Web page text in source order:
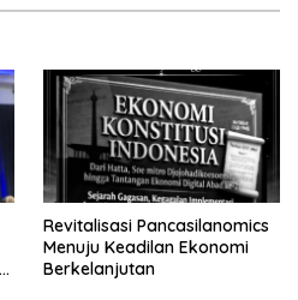
Revitalisasi Pancasilanomics
Menuju Keadilan Ekonomi
Berkelanjutan